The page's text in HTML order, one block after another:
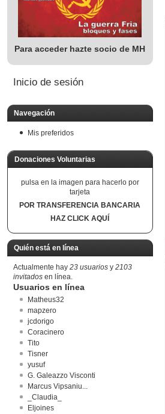
Para acceder hazte socio de MH
Inicio de sesión
Navegación
Mis preferidos
Donaciones Voluntarias
pulsa en la imagen para hacerlo por
tarjeta
POR TRANSFERENCIA BANCARIA
HAZ CLICK AQUÍ
Quién está en línea
Actualmente hay 23 usuarios y 2103
invitados en línea.
Usuarios en línea
Matheus32
mapzero
jcdorigo
Coracinero
Tito
Tisner
yusuf
G. Galeazzo Visconti
Marcus Vipsaniu...
_Claudia_
Eljoines